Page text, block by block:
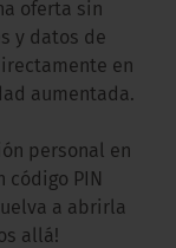
oferta sin
y datos de
en
aumentada.
personal en
PIN
a abrirla
allá!